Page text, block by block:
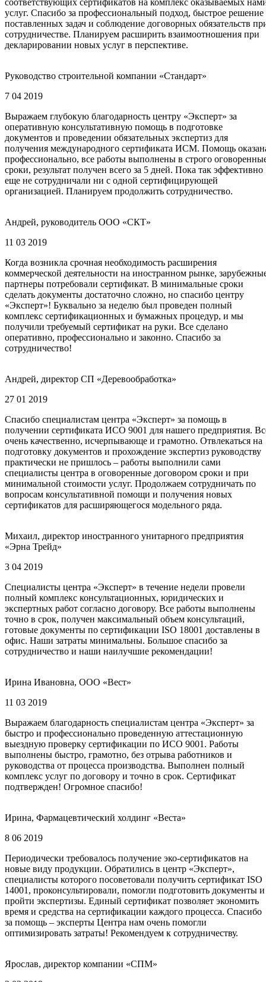
услуг. Спасибо за профессиональный подход, быстрое решение
поставленных задач и соблюдение договорных обязательств
сотрудничестве. Планируем расширить взаимоотношения при
декларировании новых услуг в перспективе.
Руководство строительной компании «Стандарт»
7 04 2019
Выражаем глубокую благодарность центру «Эксперт» за
оперативную консультативную помощь в подготовке
документов и проведении обязательных экспертиз для
получения международного сертификата ИСМ. Помощь
профессионально, все работы выполнены в строго
сроки, результат получен всего за 5 дней. Пока так эффективно
еще не сотрудничали ни с одной сертифицирующей
организацией. Планируем продолжить сотрудничество.
Андрей, руководитель ООО «СКТ»
11 03 2019
Когда возникла срочная необходимость расширения
коммерческой деятельности на иностранном рынке,
партнеры потребовали сертификат. В минимальные сроки
сделать документы достаточно сложно, но спасибо центру
«Эксперт»! Буквально за неделю был проведен полный
комплекс сертификационных и бумажных процедур, и мы
получили требуемый сертификат на руки. Все сделано
оперативно, профессионально и законно. Спасибо за
сотрудничество!
Андрей, директор СП «Деревообработка»
27 01 2019
Спасибо специалистам центра «Эксперт» за помощь в
получении сертификата ИСО 9001 для нашего предприятия.
очень качественно, исчерпывающе и грамотно. Отвлекаться на
подготовку документов и прохождение экспертиз руководству
практически не пришлось – работы выполнили сами
специалисты центра в оговоренные договором сроки и при
минимальной стоимости услуг. Продолжаем сотрудничать по
вопросам консультативной помощи и получения новых
сертификатов для расширяющегося модельного ряда.
Михаил, директор иностранного унитарного предприятия
«Эрна Трейд»
3 04 2019
Специалисты центра «Эксперт» в течение недели провели
полный комплекс консультационных, юридических и
экспертных работ согласно договору. Все работы выполнены
точно в срок, получен максимальный объем консультаций,
готовые документы по сертификации ISO 18001 доставлены в
офис. Наши затраты минимальны. Большое спасибо за
сотрудничество и наши наилучшие рекомендации!
Ирина Ивановна, ООО «Вест»
11 03 2019
Выражаем благодарность специалистам центра «Эксперт» за
быстро и профессионально проведенную аттестационную
выездную проверку сертификации по ИСО 9001. Работы
выполнены быстро, грамотно, без отрыва работников и
руководства от процесса производства. Выполнен полный
комплекс услуг по договору и точно в срок. Сертификат
подтвержден! Огромное спасибо!
Ирина, Фармацевтический холдинг «Веста»
8 06 2019
Периодически требовалось получение эко-сертификатов на
новые виду продукции. Обратились в центр «Эксперт»,
специалисты которого посоветовали получить сертификат ISO
14001, проконсультировали, помогли подготовить документы и
пройти экспертизы. Единый сертификат позволяет экономить
время и средства на сертификации каждого процесса. Спасибо
за помощь – эксперты Центра нам очень помогли
оптимизировать затраты! Рекомендуем к сотрудничеству.
Ярослав, директор компании «СПМ»